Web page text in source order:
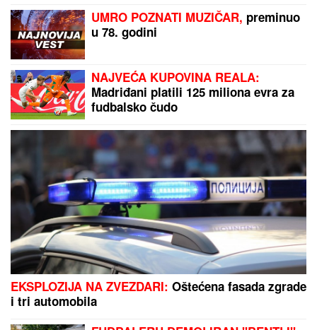
ZGAZIĆEMONEPRIJATELjA, A OVO JE RECEPT ZA
POBEDU: Iranski moćni general otkrio tajnu uspeha
iranske vojske